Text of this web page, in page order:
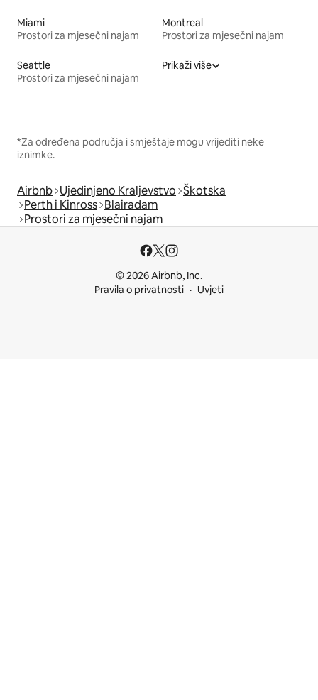
Miami
Prostori za mjesečni najam
Montreal
Prostori za mjesečni najam
Seattle
Prostori za mjesečni najam
Prikaži više
*Za određena područja i smještaje mogu vrijediti neke
iznimke.
Airbnb Ujedinjeno Kraljevstvo Škotska
Perth i Kinross Blairadam
Prostori za mjesečni najam
© 2026 Airbnb, Inc.
Pravila o privatnosti
Uvjeti